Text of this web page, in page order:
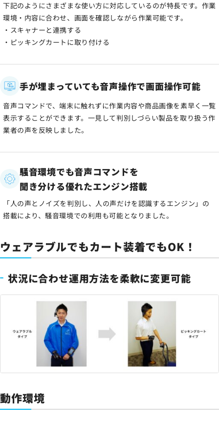
下記のようにさまざまな使い方に対応しているのが特長です。作業
環境・内容に合わせ、画面を確認しながら作業可能です。
・スキャナーと連携する
・ピッキングカートに取り付ける
手が埋まっていても音声操作で画面操作可能
音声コマンドで、端末に触れずに作業内容や商品画像を素早く一覧
表示することができます。一見して判別しづらい製品を取り扱う作
業者の声を反映しました。
騒音環境でも音声コマンドを
聞き分ける優れたエンジン搭載
「人の声とノイズを判別し、人の声だけを認識するエンジン」の
搭載により、騒音環境での利用も可能となりました。
ウェアラブルでもカート装着でもOK！
状況に合わせ運用方法を柔軟に変更可能
動作環境